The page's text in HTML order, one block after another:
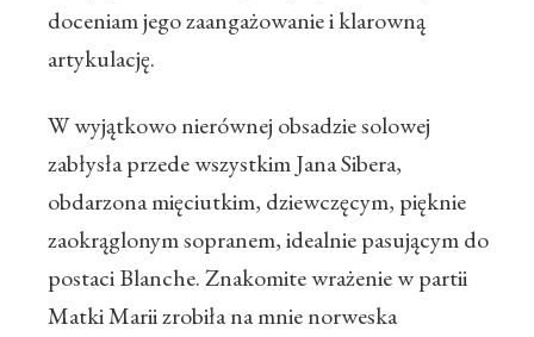
doceniam jego zaangażowanie i klarowną
artykulację.
W wyjątkowo nierównej obsadzie solowej
zabłysła przede wszystkim Jana Sibera,
obdarzona mięciutkim, dziewczęcym, pięknie
zaokrąglonym sopranem, idealnie pasującym do
postaci Blanche. Znakomite wrażenie w partii
Matki Marii zrobiła na mnie norweska